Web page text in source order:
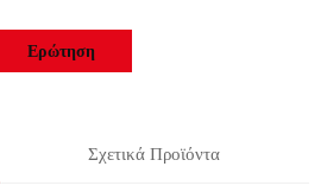
Ερώτηση
Σχετικά Προϊόντα